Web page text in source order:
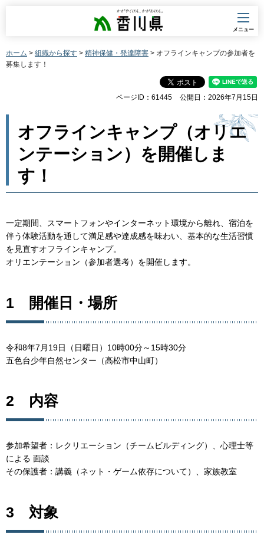
香川県
メニュー
ホーム > 組織から探す > 精神保健・発達障害 > オフラインキャンプの参加者を
募集します！
ページID：61445 公開日：2026年7月15日
オフラインキャンプ（オリエ
ンテーション）を開催しま
す！
一定期間、スマートフォンやインターネット環境から離れ、宿泊を
伴う体験活動を通して満足感や達成感を味わい、基本的な生活習慣
を見直すオフラインキャンプ。
オリエンテーション（参加者選考）を開催します。
1 開催日・場所
令和8年7月19日（日曜日）10時00分～15時30分
五色台少年自然センター（高松市中山町）
2 内容
参加希望者：レクリエーション（チームビルディング）、心理士等
による 面談
その保護者：講義（ネット・ゲーム依存について）、家族教室
3 対象